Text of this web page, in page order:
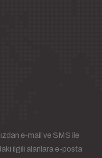
e-mail ve SMS ile
ilgili alanlara e-posta